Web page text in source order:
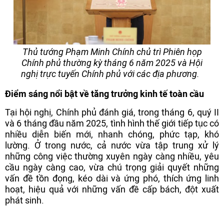
Thủ tướng Phạm Minh Chính chủ trì Phiên họp
Chính phủ thường kỳ tháng 6 năm 2025 và Hội
nghị trực tuyến Chính phủ với các địa phương.
Điểm sáng nổi bật về tăng trưởng kinh tế toàn cầu
Tại hội nghị, Chính phủ đánh giá, trong tháng 6, quý II
và 6 tháng đầu năm 2025, tình hình thế giới tiếp tục có
nhiều diễn biến mới, nhanh chóng, phức tạp, khó
lường. Ở trong nước, cả nước vừa tập trung xử lý
những công việc thường xuyên ngày càng nhiều, yêu
cầu ngày càng cao, vừa chú trọng giải quyết những
vấn đề tồn đọng, kéo dài và ứng phó, thích ứng linh
hoạt, hiệu quả với những vấn đề cấp bách, đột xuất
phát sinh.